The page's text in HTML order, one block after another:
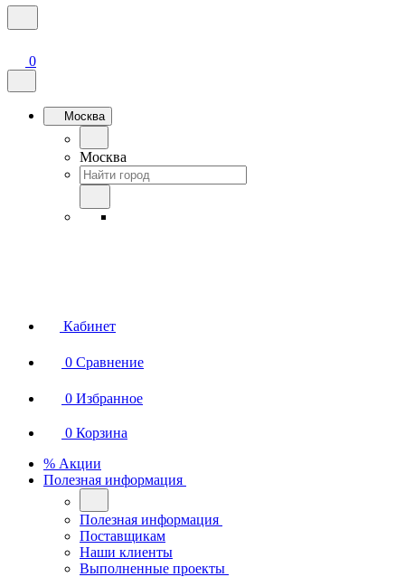
0
Москва
Москва
Кабинет
0 Сравнение
0 Избранное
0 Корзина
% Акции
Полезная информация
Полезная информация
Поставщикам
Наши клиенты
Выполненные проекты